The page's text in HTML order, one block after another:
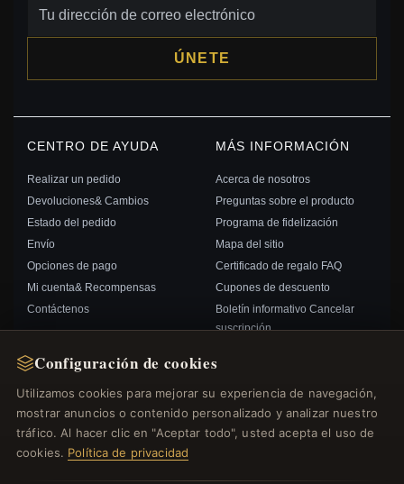
Configuración de cookies
Utilizamos cookies para mejorar su experiencia de navegación,
mostrar anuncios o contenido personalizado y analizar nuestro
tráfico. Al hacer clic en "Aceptar todo", usted acepta el uso de
cookies. Política de privacidad
ÚNETE
CENTRO DE AYUDA
Realizar un pedido
Devoluciones& Cambios
Estado del pedido
Envío
Opciones de pago
Mi cuenta& Recompensas
Contáctenos
MÁS INFORMACIÓN
Acerca de nosotros
Preguntas sobre el producto
Programa de fidelización
Mapa del sitio
Certificado de regalo FAQ
Cupones de descuento
Boletín informativo Cancelar
suscripción
Nuevos productos
Ofertas especiales
Blog